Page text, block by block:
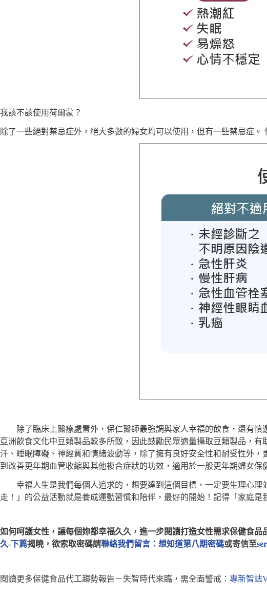
我該不該使用荷爾蒙？
除了一些絕對禁忌症外，絕大多數的婦女均可以使用，但有一些禁忌症。
除了臨床上醫療處置外，保仁醫師最強調與家人幸福的飲食，還有慎
亞洲飲食文化中豆類製品較多所致，因此鼓勵民眾適量攝取豆類製品，
汗、睡眠障礙、神經質和情緒波動等，除了擁有良好安全性和耐受性外
到改善更年期血管收縮與其他複合症狀的功效，適用於一般更年期婦女
幸福人生是我們每個人追求的，想要達到這個目標，一定要生理心理
走！」的公益活動就是養成運動習慣和陪伴，最好的開始！記得「家庭
如何呵護女性，讓每個妳都幸福久久，進一步閱讀打造女性需求保健食
久-下篇揭曉，欲索取密碼請聯絡我們留言：想知道第八期密碼或寄信至
閱讀更多保健食品代工趨勢報告－失智時代來臨，需全面警戒： 專新智誌